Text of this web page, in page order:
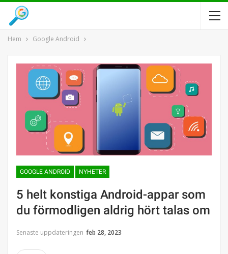
Hem Google Android
GOOGLE ANDROID NYHETER
5 helt konstiga Android-appar som
du förmodligen aldrig hört talas om
Senaste uppdateringen feb 28, 2023